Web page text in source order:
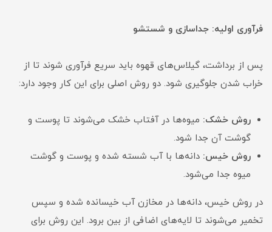
فرآوری اولیه: جداسازی و شستشو
پس از برداشت، گیلاس‌های قهوه باید سریع فرآوری شوند تا از
خراب شدن جلوگیری شود. دو روش اصلی برای این کار وجود دارد:
روش خشک: میوه‌ها در آفتاب خشک می‌شوند تا پوست و
گوشت آن جدا شود.
روش خیس: دانه‌ها با آب شسته شده و پوست و گوشت
میوه جدا می‌شود.
در روش خیس، دانه‌ها در مخازن آب خیسانده شده و سپس
تخمیر می‌شوند تا لایه‌های اضافی از بین برود. این روش برای